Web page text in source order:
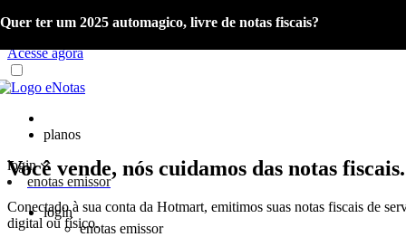
Já é cliente eNotas? Acesse o material com as orientações sobre a
Acesse agora
Quer ter um 2025 automagico, livre de notas fiscais?
planos
login
enotas emissor
login
enotas emissor
Você vende, nós cuidamos das notas fiscais.
Conectado à sua conta da Hotmart, emitimos suas notas fiscais de
digital ou físico.